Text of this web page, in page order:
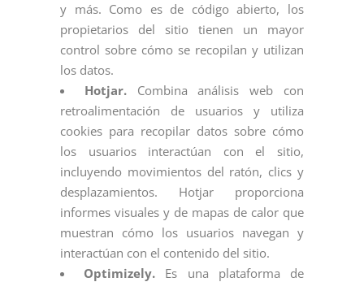
y más. Como es de código abierto, los
propietarios del sitio tienen un mayor
control sobre cómo se recopilan y utilizan
los datos.
Hotjar.Combina análisis web con
retroalimentación de usuarios y utiliza
cookies para recopilar datos sobre cómo
los usuarios interactúan con el sitio,
incluyendo movimientos del ratón, clics y
desplazamientos. Hotjar proporciona
informes visuales y de mapas de calor que
muestran cómo los usuarios navegan y
interactúan con el contenido del sitio.
Optimizely. Es una plataforma de